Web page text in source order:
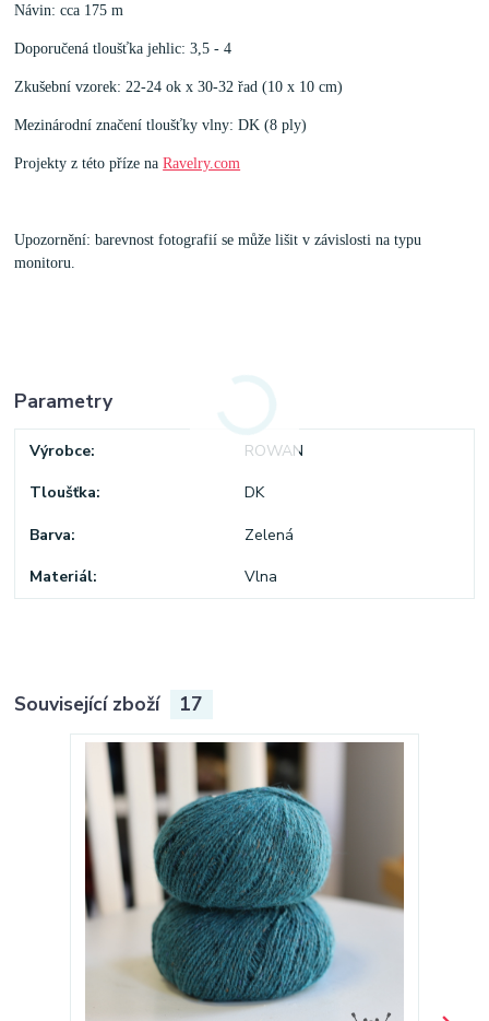
Návin: cca 175 m
Doporučená tloušťka jehlic: 3,5 - 4
Zkušební vzorek: 22-24 ok x 30-32 řad (10 x 10 cm)
Mezinárodní značení tloušťky vlny: DK (8 ply)
Projekty z této příze naRavelry.com
Upozornění: barevnost fotografií se může lišit v závislosti na typu
monitoru.
Parametry
Výrobce ROWAN
Tloušťka DK
Barva Zelená
Materiál Vlna
Související zboží 17